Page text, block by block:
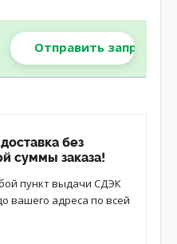
Отправить запрос
без
суммы заказа!
пункт выдачи СДЭК
вашего адреса по всей